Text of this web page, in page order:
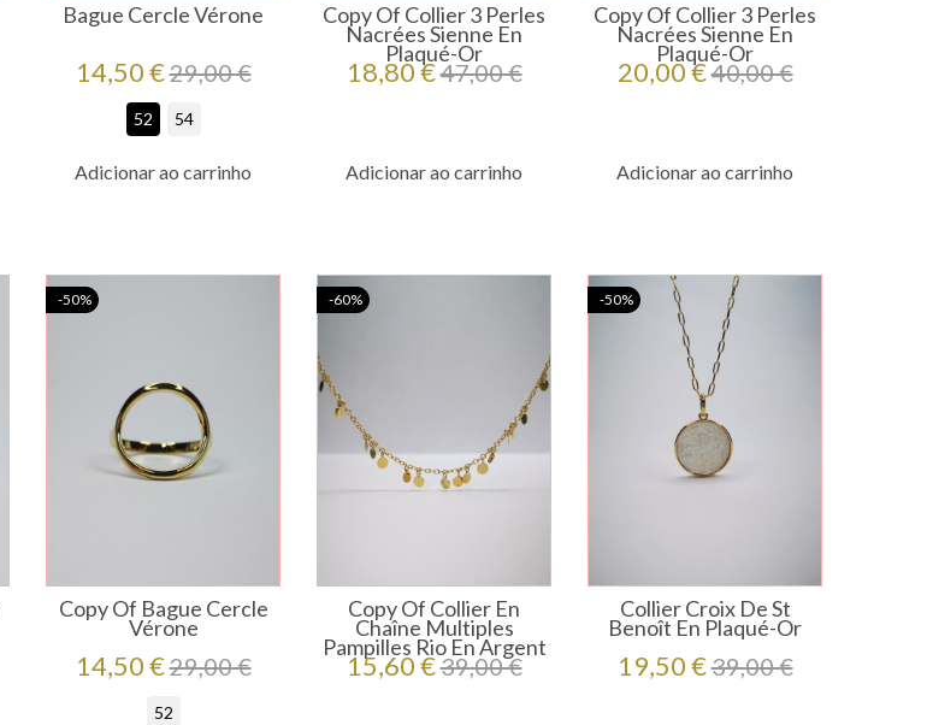
Bague Cercle Vérone
Preço
14,50 €Preço
regular
29,00 €
52 54
Adicionar ao carrinho
Copy Of Collier 3 Perles
Nacrées Sienne En
Plaqué-Or
Preço
18,80 €Preço
regular
47,00 €
Adicionar ao carrinho
Copy Of Collier 3 Perles
Nacrées Sienne En
Plaqué-Or
Preço
20,00 €Preço
regular
40,00 €
Adicionar ao carrinho
Copy Of Bague Cercle
Vérone
Preço
14,50 €Preço
regular
29,00 €
52
-50%
Copy Of Collier En
Chaîne Multiples
Pampilles Rio En Argent
Preço
15,60 €Preço
regular
39,00 €
-60%
Collier Croix De St
Benoît En Plaqué-Or
Preço
19,50 €Preço
regular
39,00 €
-50%